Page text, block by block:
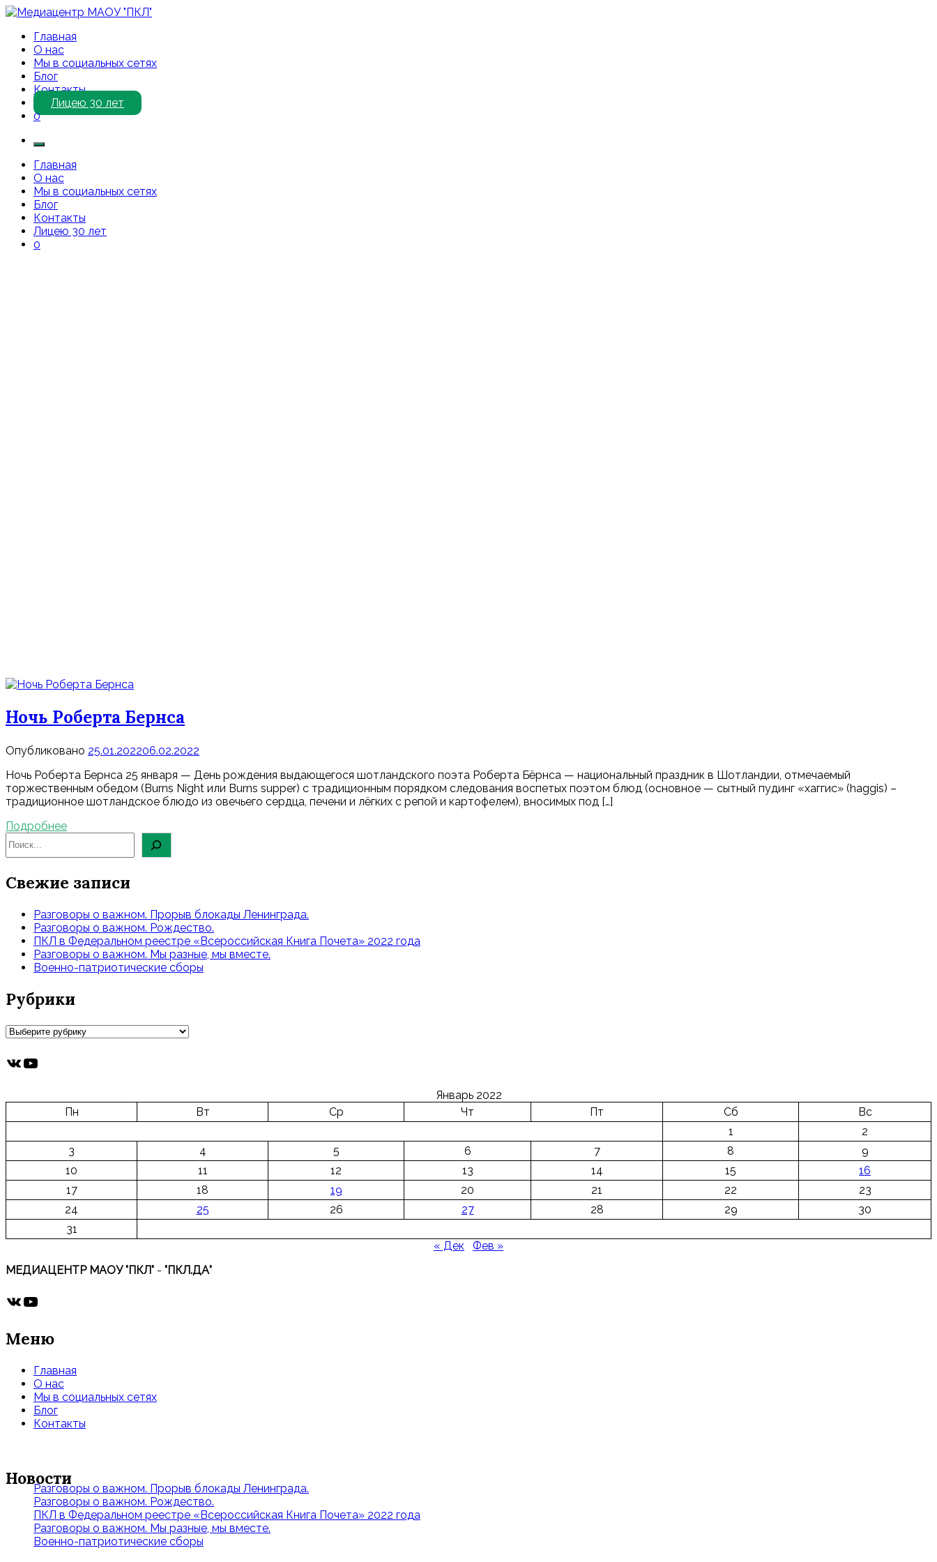
Перейти
содержимому
Медиацентр МАОУ "ПКЛ"
Приветствуем Вас на нашем сайте!
Главная
О нас
Мы в социальных сетях
Блог
Контакты
Лицею 30 лет
0
Главная
О нас
Мы в социальных сетях
Блог
Контакты
Лицею 30 лет
0
Ночь Роберта Бернса
Опубликовано 25.01.202206.02.2022
Ночь Роберта Бернса 25 января — День рождения выдающегося шотландского поэта Роберта Бёрнса — национальный праздник в Шотландии, отмечаемый
торжественным обедом (Burns Night или Burns supper) с традиционным порядком следования воспетых поэтом блюд (основное — сытный пудинг «хаггис» (haggis) –
традиционное шотландское блюдо из овечьего сердца, печени и лёгких с репой и картофелем), вносимых под […]
Подробнее
Свежие записи
Разговоры о важном. Прорыв блокады Ленинграда.
Разговоры о важном. Рождество.
ПКЛ в Федеральном реестре «Всероссийская Книга Почета» 2022 года
Разговоры о важном. Мы разные, мы вместе.
Военно-патриотические сборы
Рубрики
Рубрики
ВКонтакте
YouTube
Январь 2022
Пн
Вт Ср Чт Пт Сб
Вс
1
2
3
4 5 6 7 8
9
10
11 12 13 14 15
16
17
18 19 20 21 22
23
24
25 26 27 28 29
30
31
« Дек
Фев »
МЕДИАЦЕНТР МАОУ "ПКЛ" - "ПКЛ.ДА"
ВКонтакте
YouTube
Меню
Главная
О нас
Мы в социальных сетях
Блог
Контакты
Новости
Разговоры о важном. Прорыв блокады Ленинграда.
Разговоры о важном. Рождество.
ПКЛ в Федеральном реестре «Всероссийская Книга Почета» 2022 года
Разговоры о важном. Мы разные, мы вместе.
Военно-патриотические сборы